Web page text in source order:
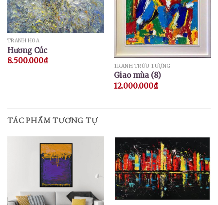
TRANH HOA
Hương Cúc
8.500.000₫
TRANH TRỪU TƯỢNG
Giao mùa (8)
12.000.000₫
TÁC PHẨM TƯƠNG TỰ